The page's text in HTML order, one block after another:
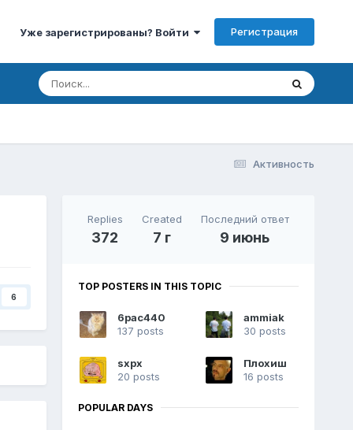
Уже зарегистрированы? Войти Регистрация
Активность
6
Replies
372
Created
7 г
Последний ответ
9 июнь
TOP POSTERS IN THIS TOPIC
6pac440
137 posts
ammiak
30 posts
sxpx
20 posts
Плохиш
16 posts
POPULAR DAYS